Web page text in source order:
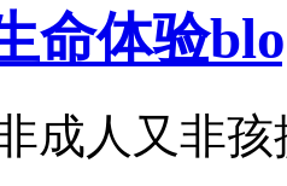
命体验
成人又非